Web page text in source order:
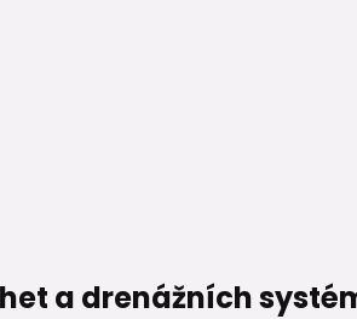
a drenážních